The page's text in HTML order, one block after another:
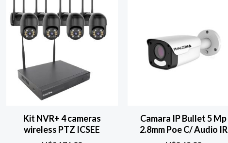
Kit NVR+ 4 cameras
wireless PTZ ICSEE
Camara IP Bullet 5 Mp
2.8mm Poe C/ Audio IR